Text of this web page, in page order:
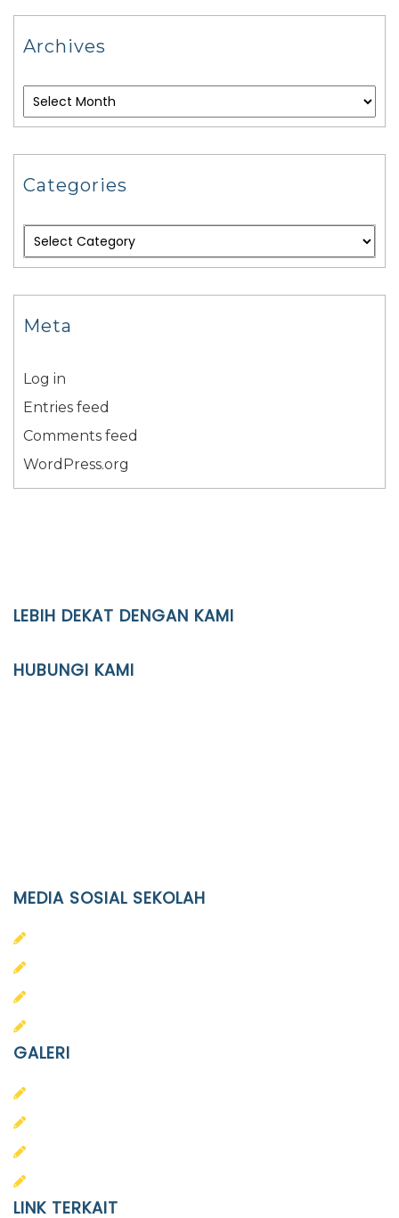
Archives
Categories
Meta
Log in
Entries feed
Comments feed
WordPress.org
LEBIH DEKAT DENGAN KAMI
HUBUNGI KAMI
MEDIA SOSIAL SEKOLAH
GALERI
LINK TERKAIT